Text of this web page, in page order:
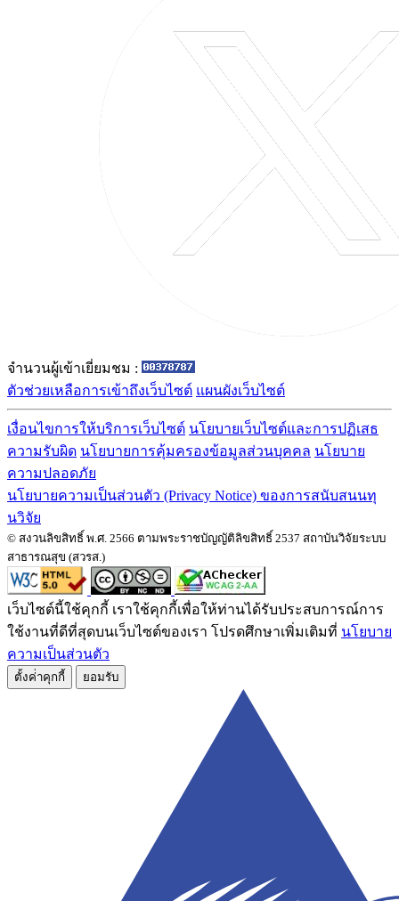
จำนวนผู้เข้าเยี่ยมชม :
ตัวช่วยเหลือการเข้าถึงเว็บไซต์ แผนผังเว็บไซต์
เงื่อนไขการให้บริการเว็บไซต์ นโยบายเว็บไซต์และการปฏิเสธ
ความรับผิด นโยบายการคุ้มครองข้อมูลส่วนบุคคล นโยบาย
ความปลอดภัย
นโยบายความเป็นส่วนตัว (Privacy Notice) ของการสนับสนนทุ
นวิจัย
© สงวนลิขสิทธิ์ พ.ศ. 2566 ตามพระราชบัญญัติลิขสิทธิ์ 2537 สถาบันวิจัยระบบ
สาธารณสุข (สวรส.)
เว็บไซต์นี้ใช้คุกกี้ เราใช้คุกกี้เพื่อให้ท่านได้รับประสบการณ์การ
ใช้งานที่ดีที่สุดบนเว็บไซต์ของเรา โปรดศึกษาเพิ่มเติมที่ นโยบาย
ความเป็นส่วนตัว
ตั้งค่่าคุกกี้ ยอมรับ